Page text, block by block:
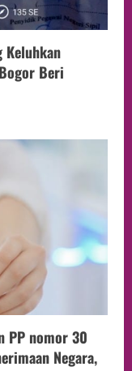
Keluhkan
Beri
PP nomor 30
Negara,